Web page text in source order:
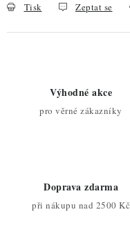
Tisk Zeptat se
Výhodné akce
pro věrné zákazníky
Doprava zdarma
při nákupu nad 2500 Kč